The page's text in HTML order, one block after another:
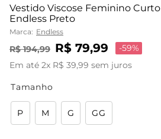
Vestido Viscose Feminino Curto
Endless Preto
Marca: Endless
R$ 194,99 R$ 79,99 -59%
Em até 2x R$ 39,99 sem juros
Tamanho
P M G GG